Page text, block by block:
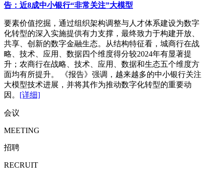
告：近8成中小银行“非常关注”大模型
要素价值挖掘，通过组织架构调整与人才体系建设为数字
化转型的深入实施提供有力支撑，最终致力于构建开放、
共享、创新的数字金融生态。从结构特征看，城商行在战
略、技术、应用、数据四个维度得分较2024年有显著提
升；农商行在战略、技术、应用、数据和生态五个维度方
面均有所提升。 《报告》强调，越来越多的中小银行关注
大模型技术进展，并将其作为推动数字化转型的重要动
因。 [详细]
会议
MEETING
招聘
RECRUIT